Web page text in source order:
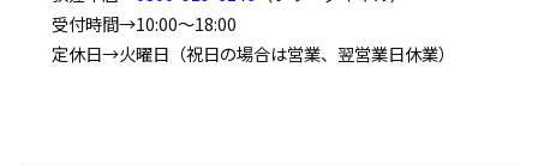
受付時間→10:00～18:00
定休日→火曜日（祝日の場合は営業、翌営業日休業）